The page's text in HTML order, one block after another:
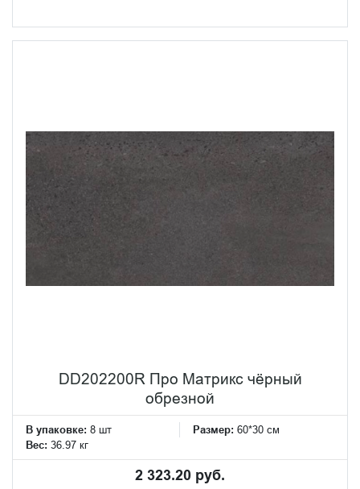
DD202200R Про Матрикс чёрный
обрезной
В упаковке: 8 шт Размер: 60*30 см
Вес: 36.97 кг
2 323.20 руб.